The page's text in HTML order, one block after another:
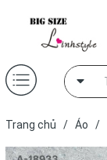
Trang chủ / Áo /